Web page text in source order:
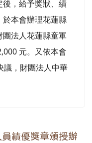
閱數： 1909
年 10 月 23 日童
、依據「中華民國
」三、作業流程
」查本縣 112 年